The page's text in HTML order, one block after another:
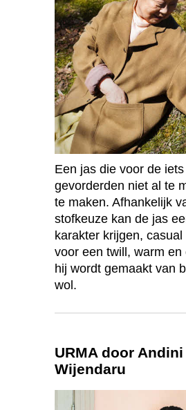
Een jas die voor de iets
gevorderden niet al te
te maken. Afhankelijk
stofkeuze kan de jas
karakter krijgen,
voor een twill, warm en
hij wordt gemaakt van
wol.
URMA door Andini
Wijendaru